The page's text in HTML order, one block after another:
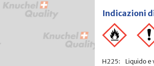
Indicazioni
H225:
Liquido